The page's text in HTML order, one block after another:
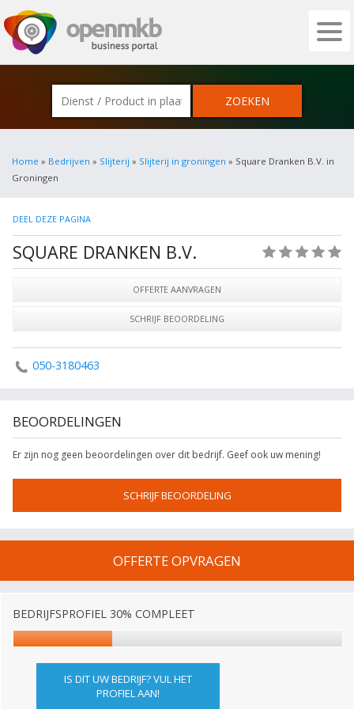
OPENMKB - DE ZAKELIJKE PORTAL
Home » Bedrijven » Slijterij » Slijterij in groningen » Square Dranken B.V. in
Groningen
DEEL DEZE PAGINA
SQUARE DRANKEN B.V.
OFFERTE AANVRAGEN
SCHRIJF BEOORDELING
050-3180463
BEOORDELINGEN
Er zijn nog geen beoordelingen over dit bedrijf. Geef ook uw mening!
SCHRIJF BEOORDELING
OFFERTE OPVRAGEN
BEDRIJFSPROFIEL 30% COMPLEET
IS DIT UW BEDRIJF? VUL HET
PROFIEL AAN!